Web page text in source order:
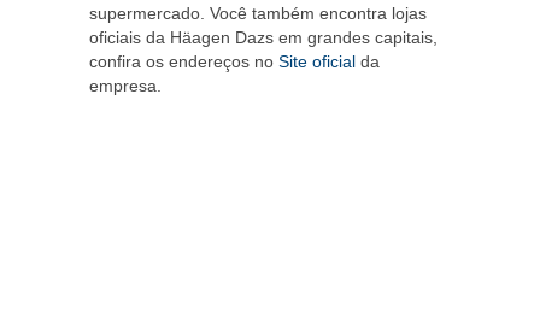
supermercado. Você também encontra lojas
oficiais da Häagen Dazs em grandes capitais,
confira os endereços no Site oficial da
empresa.